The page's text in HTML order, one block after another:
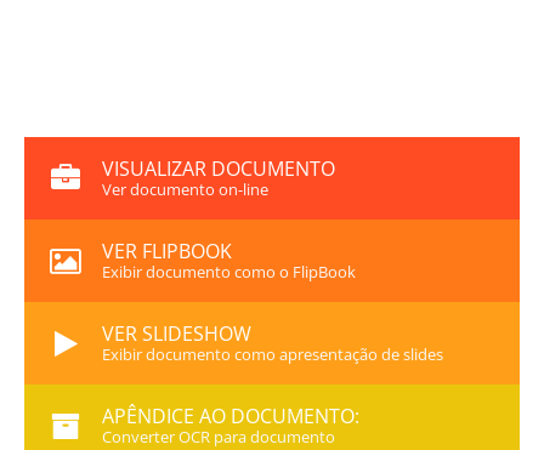
VISUALIZAR DOCUMENTO
Ver documento on-line
VER FLIPBOOK
Exibir documento como o FlipBook
VER SLIDESHOW
Exibir documento como apresentação de slides
APÊNDICE AO DOCUMENTO:
Converter OCR para documento